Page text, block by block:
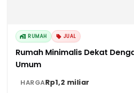
RUMAH JUAL
Rumah Minimalis Dekat
Umum
HARGARp1,2 miliar